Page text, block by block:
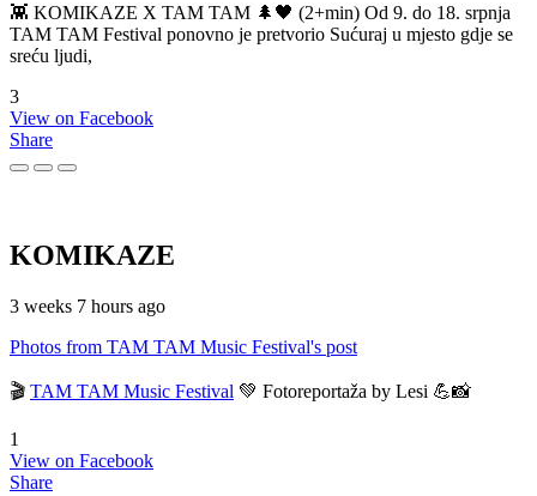
👾 KOMIKAZE X TAM TAM 🌲🖤 (2+min) Od 9. do 18. srpnja
TAM TAM Festival ponovno je pretvorio Sućuraj u mjesto gdje se
sreću ljudi,
3
View on Facebook
Share
KOMIKAZE
3 weeks 7 hours ago
Photos from TAM TAM Music Festival's post
🎬 TAM TAM Music Festival 💚 Fotoreportaža by Lesi 💪📸
1
View on Facebook
Share